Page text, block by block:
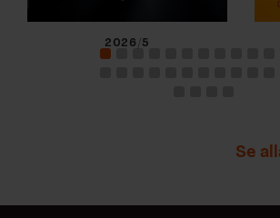
2026/5
Se